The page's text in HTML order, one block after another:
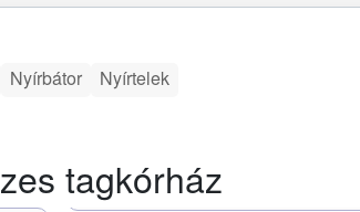
Nyírbátor Nyírtelek
tagkórház